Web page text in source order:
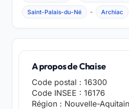
Saint-Palais-du-Né - Archiac
A propos de Chaise
Code postal : 16300
Code INSEE : 16176
Région : Nouvelle-